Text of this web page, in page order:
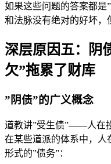
如果这些问题的答案都是
和法脉没有绝对的好坏，
深层原因五：
欠”拖累了财库
”阴债”的广义概念
道教讲”受生债”——人在
在某些道派的体系中，人
形式的”债务”：